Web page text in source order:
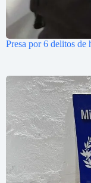
Presa por 6 delitos de